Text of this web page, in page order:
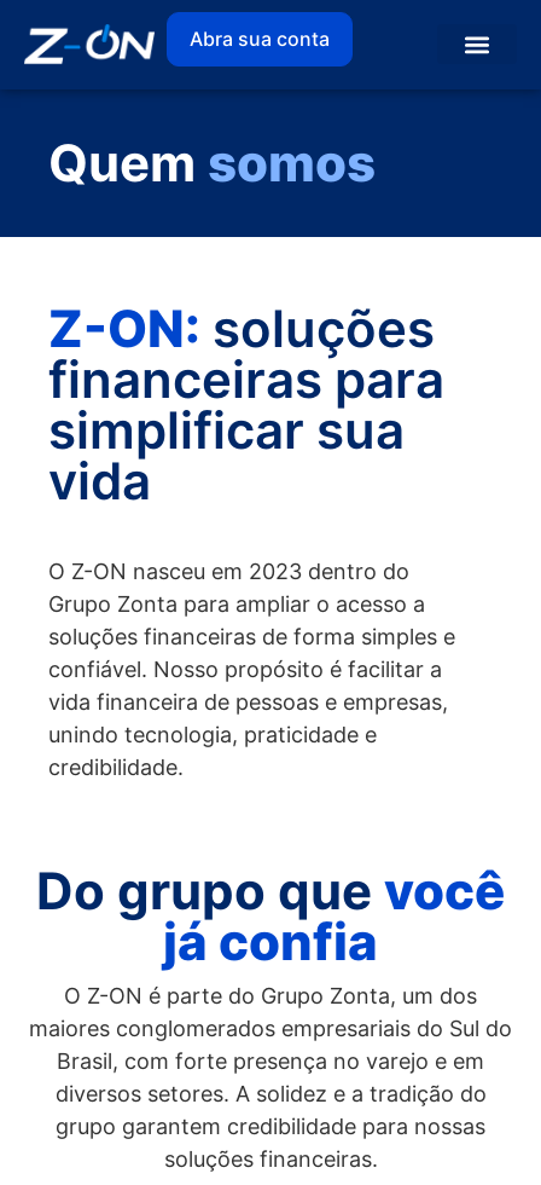
Abra sua conta
Quem somos
Z-ON: soluções
financeiras para
simplificar sua
vida
O Z-ON nasceu em 2023 dentro do
Grupo Zonta para ampliar o acesso a
soluções financeiras de forma simples e
confiável. Nosso propósito é facilitar a
vida financeira de pessoas e empresas,
unindo tecnologia, praticidade e
credibilidade.
Do grupo que você
já confia
O Z-ON é parte do Grupo Zonta, um dos
maiores conglomerados empresariais do Sul do
Brasil, com forte presença no varejo e em
diversos setores. A solidez e a tradição do
grupo garantem credibilidade para nossas
soluções financeiras.